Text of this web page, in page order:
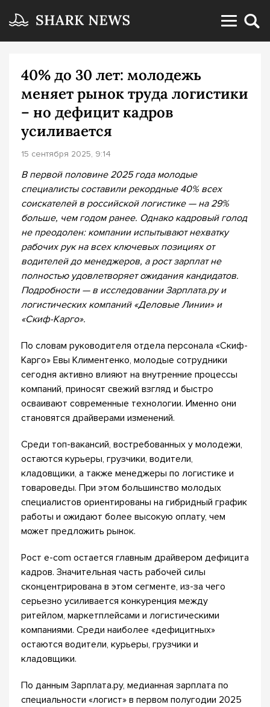
40% до 30 лет: молодежь
меняет рынок труда логистики
– но дефицит кадров
усиливается
15 сентября 2025, 9:14
В первой половине 2025 года молодые
специалисты составили рекордные 40% всех
соискателей в российской логистике — на 29%
больше, чем годом ранее. Однако кадровый голод
не преодолен: компании испытывают нехватку
рабочих рук на всех ключевых позициях от
водителей до менеджеров, а рост зарплат не
полностью удовлетворяет ожидания кандидатов.
Подробности — в исследовании Зарплата.ру и
логистических компаний «Деловые Линии» и
«Скиф-Карго».
По словам руководителя отдела персонала «Скиф-
Карго» Евы Климентенко, молодые сотрудники
сегодня активно влияют на внутренние процессы
компаний, приносят свежий взгляд и быстро
осваивают современные технологии. Именно они
становятся драйверами изменений.
Среди топ-вакансий, востребованных у молодежи,
остаются курьеры, грузчики, водители,
кладовщики, а также менеджеры по логистике и
товароведы. При этом большинство молодых
специалистов ориентированы на гибридный график
работы и ожидают более высокую оплату, чем
может предложить рынок.
Рост e-com остается главным драйвером дефицита
кадров. Значительная часть рабочей силы
сконцентрирована в этом сегменте, из-за чего
серьезно усиливается конкуренция между
ритейлом, маркетплейсами и логистическими
компаниями. Среди наиболее «дефицитных»
остаются водители, курьеры, грузчики и
кладовщики.
По данным Зарплата.ру, медианная зарплата по
специальности «логист» в первом полугодии 2025